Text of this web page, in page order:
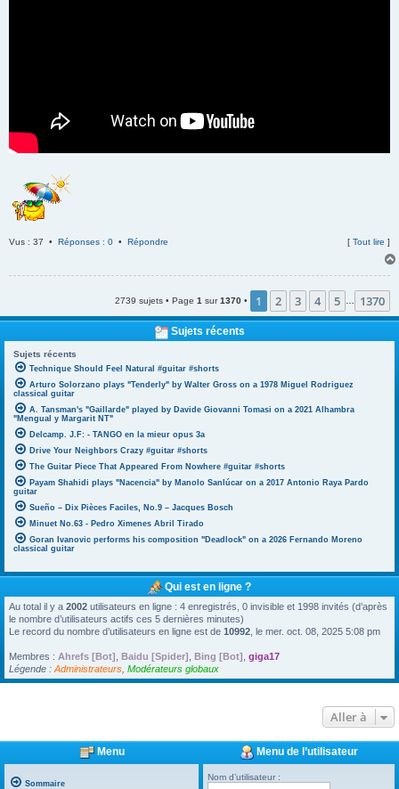
Vus : 37 • Réponses : 0 • Répondre [ Tout lire ]
2739 sujets • Page 1 sur1370 • 1 2 3 4 5 1370
Sujets récents
Sujets récents
Technique Should Feel Natural #guitar #shorts
Arturo Solorzano plays "Tenderly" by Walter Gross on a 1978 Miguel Rodriguez
classical guitar
A. Tansman's "Gaillarde" played by Davide Giovanni Tomasi on a 2021 Alhambra
"Mengual y Margarit NT"
Delcamp. J.F: - TANGO en la mieur opus 3a
Drive Your Neighbors Crazy #guitar #shorts
The Guitar Piece That Appeared From Nowhere #guitar #shorts
Payam Shahidi plays "Nacencia" by Manolo Sanlúcar on a 2017 Antonio Raya Pardo
guitar
Sueño – Dix Pièces Faciles, No.9 – Jacques Bosch
Minuet No.63 - Pedro Ximenes Abril Tirado
Goran Ivanovic performs his composition "Deadlock" on a 2026 Fernando Moreno
classical guitar
Qui est en ligne ?
Au total il y a 2002 utilisateurs en ligne : 4 enregistrés, 0 invisible et 1998 invités (d’après
le nombre d’utilisateurs actifs ces 5 dernières minutes)
Le record du nombre d’utilisateurs en ligne est de 10992 , le mer. oct. 08, 2025 5:08 pm
Membres : Ahrefs [Bot] Baidu [Spider] Bing [Bot] giga17
Légende : Administrateurs Modérateurs globaux
Aller à
Menu
Sommaire
Menu de l’utilisateur
Nom d’utilisateur :